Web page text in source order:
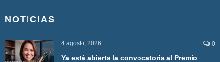
NOTICIAS
4 agosto, 2026 0
Ya está abierta la convocatoria al Premio